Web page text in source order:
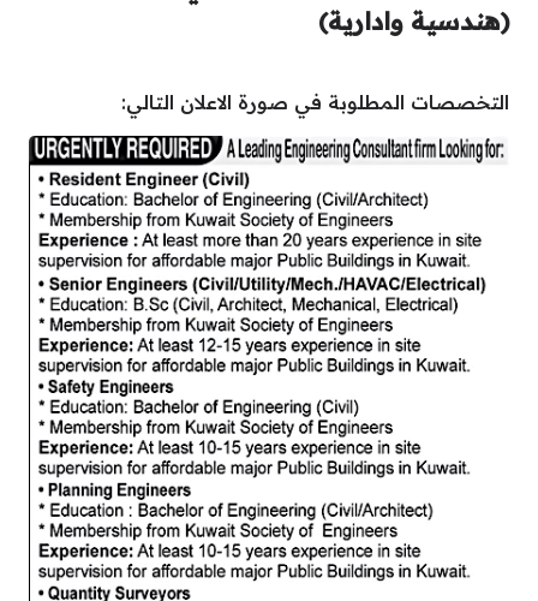
(هندسية وادارية)
التخصصات المطلوبة في صورة الاعلان التالي: